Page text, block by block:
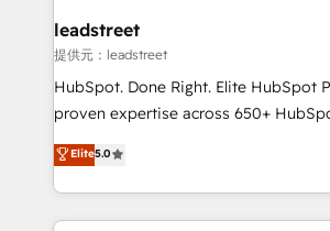
and technology for predictable,
growth. Our expertise spans RevOps,
architecture, AI enablement, and
delivered through our proprietary
Partner and ISO 27001:2022 certified
we blend strategy, creativity, and
leadstreet
提供元：leadstreet
HubSpot. Done Right. Elite HubSpot
proven expertise across 650+
implementations. With 12+ years of HubSpot
experience, we help you use the
to its fullest capacity, improve your
website, or build your new one.
Elite5.0